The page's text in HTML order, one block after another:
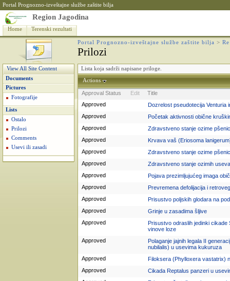
Portal Prognozno-izveštajne službe zaštite bilja
Region Jagodina
Home Terenski rezultati
Portal Prognozno-izveštajne službe zaštite bilja >
Prilozi
View All Site Content
Documents
Pictures
Fotografije
Lists
Ostalo
Prilozi
Comments
Usevi ili zasadi
Lista koja sadrži napisane priloge.
Actions
Approval Status Edit
Title
Approved
Dozrelost pseudotecija Venturia
Approved
Početak aktivnosti obične
Approved
Zdravstveno stanje ozime
Approved
Krvava vaš (Eriosoma
Approved
Zdravstveno stanje ozime
Approved
Zdravstveno stanje ozimih
Approved
Pojava prezimljujućeg imaga
Approved
Prevremena defolijacija i
Approved
Prisustvo poljskih glodara na
Approved
Grinje u zasadima šljive
Approved
Prisustvo odraslih jedinki
vinove loze
Approved
Polaganje jajnih legala II
nubilalis) u usevima kukuruza
Approved
Filoksera (Phylloxera vastatrix)
Approved
Cikada Reptalus panzeri u